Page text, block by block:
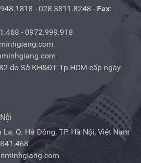
- 028.3811.8248 - Fax:
- 0972.999.918
do Sở KH&ĐT Tp.HCM cấp ngày
La, Q. Hà Đông, TP. Hà Nội, Việt Nam